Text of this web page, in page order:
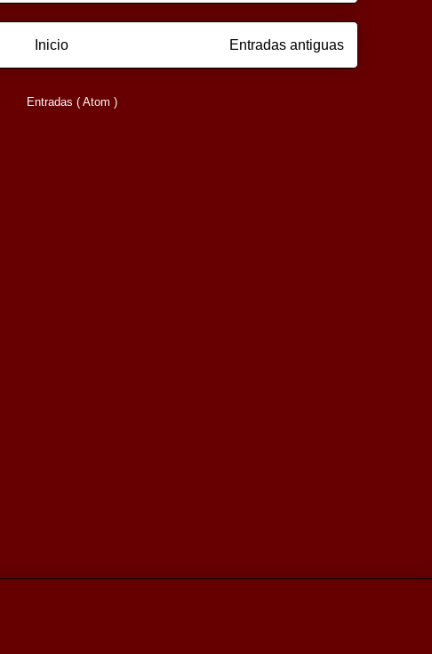
Entradas antiguas
Inicio
Entradas ( Atom )